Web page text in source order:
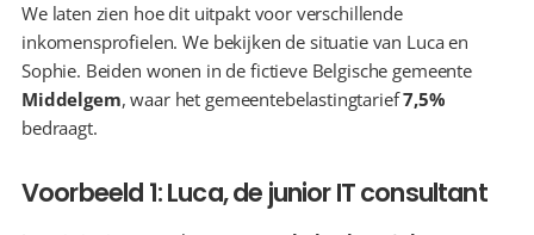
We laten zien hoe dit uitpakt voor verschillende
inkomensprofielen. We bekijken de situatie van Luca en
Sophie. Beiden wonen in de fictieve Belgische gemeente
Middelgem, waar het gemeentebelastingtarief 7,5%
bedraagt.
Voorbeeld 1: Luca, de junior IT consultant